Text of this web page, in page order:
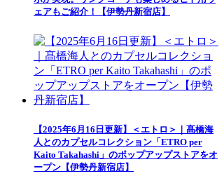
ェアもご紹介！【伊勢丹新宿店】
【2025年6月16日更新】＜エトロ＞｜髙橋海
人とのカプセルコレクション「ETRO per
Kaito Takahashi」のポップアップストアをオ
ープン【伊勢丹新宿店】